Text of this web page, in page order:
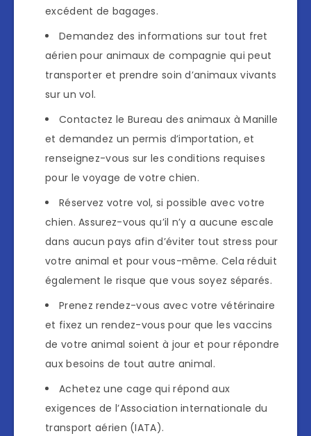
excédent de bagages.
Demandez des informations sur tout fret
aérien pour animaux de compagnie qui peut
transporter et prendre soin d’animaux vivants
sur un vol.
Contactez le Bureau des animaux à Manille
et demandez un permis d’importation, et
renseignez-vous sur les conditions requises
pour le voyage de votre chien.
Réservez votre vol, si possible avec votre
chien. Assurez-vous qu’il n’y a aucune escale
dans aucun pays afin d’éviter tout stress pour
votre animal et pour vous-même. Cela réduit
également le risque que vous soyez séparés.
Prenez rendez-vous avec votre vétérinaire
et fixez un rendez-vous pour que les vaccins
de votre animal soient à jour et pour répondre
aux besoins de tout autre animal.
Achetez une cage qui répond aux
exigences de l’Association internationale du
transport aérien (IATA).